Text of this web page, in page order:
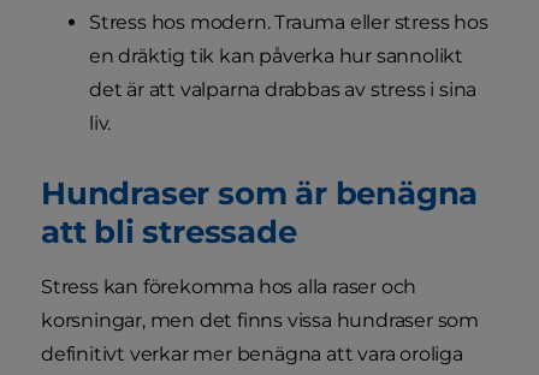
Stress hos modern. Trauma eller stress hos
en dräktig tik kan påverka hur sannolikt
det är att valparna drabbas av stress i sina
liv.
Hundraser som är benägna
att bli stressade
Stress kan förekomma hos alla raser och
korsningar, men det finns vissa hundraser som
definitivt verkar mer benägna att vara oroliga